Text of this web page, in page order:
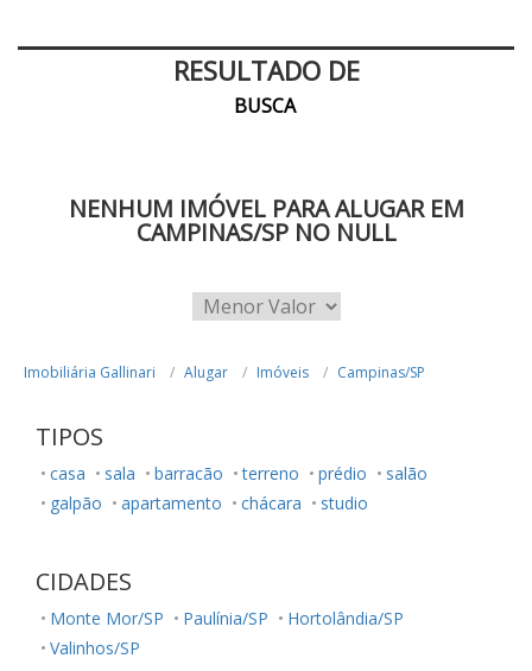
RESULTADO DE
BUSCA
NENHUM IMÓVEL PARA ALUGAR EM
CAMPINAS/SP NO NULL
Imobiliária Gallinari Alugar Imóveis Campinas/SP
TIPOS
casa sala barracão terreno prédio
salão
galpão
apartamento chácara studio
CIDADES
Monte Mor/SP Paulínia/SP
Hortolândia/SP
Valinhos/SP